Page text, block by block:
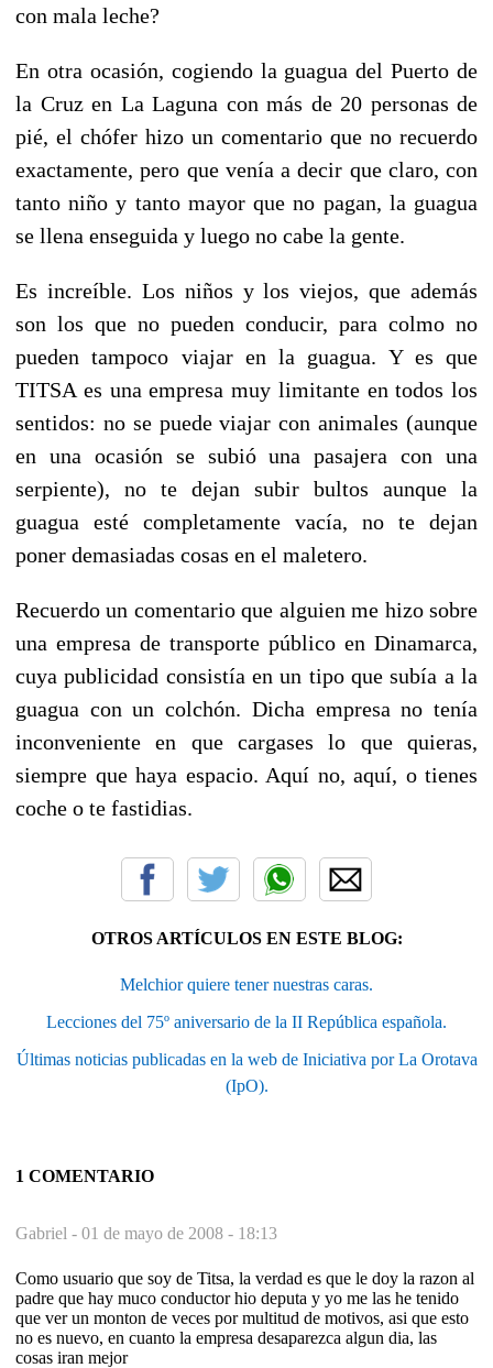
con mala leche?
En otra ocasión, cogiendo la guagua del Puerto de
la Cruz en La Laguna con más de 20 personas de
pié, el chófer hizo un comentario que no recuerdo
exactamente, pero que venía a decir que claro, con
tanto niño y tanto mayor que no pagan, la guagua
se llena enseguida y luego no cabe la gente.
Es increíble. Los niños y los viejos, que además
son los que no pueden conducir, para colmo no
pueden tampoco viajar en la guagua. Y es que
TITSA es una empresa muy limitante en todos los
sentidos: no se puede viajar con animales (aunque
en una ocasión se subió una pasajera con una
serpiente), no te dejan subir bultos aunque la
guagua esté completamente vacía, no te dejan
poner demasiadas cosas en el maletero.
Recuerdo un comentario que alguien me hizo sobre
una empresa de transporte público en Dinamarca,
cuya publicidad consistía en un tipo que subía a la
guagua con un colchón. Dicha empresa no tenía
inconveniente en que cargases lo que quieras,
siempre que haya espacio. Aquí no, aquí, o tienes
coche o te fastidias.
OTROS ARTÍCULOS EN ESTE BLOG:
Melchior quiere tener nuestras caras.
Lecciones del 75º aniversario de la II República española.
Últimas noticias publicadas en la web de Iniciativa por La Orotava
(IpO).
1 COMENTARIO
Gabriel - 01 de mayo de 2008 - 18:13
Como usuario que soy de Titsa, la verdad es que le doy la razon al
padre que hay muco conductor hio deputa y yo me las he tenido
que ver un monton de veces por multitud de motivos, asi que esto
no es nuevo, en cuanto la empresa desaparezca algun dia, las
cosas iran mejor